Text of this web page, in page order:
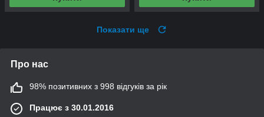
Показати ще
Про нас
98% позитивних з 998 відгуків за рік
Працює з 30.01.2016